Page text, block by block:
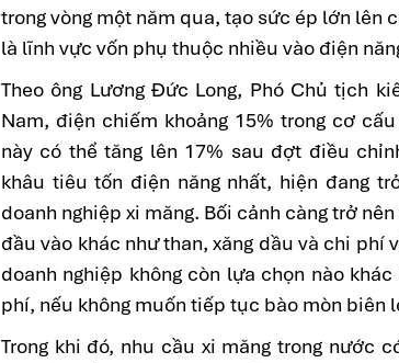
trong vòng một năm qua, tạo sức ép lớn lên
là lĩnh vực vốn phụ thuộc nhiều vào điện
Theo ông Lương Đức Long, Phó Chủ tịch
Nam, điện chiếm khoảng 15% trong cơ
này có thể tăng lên 17% sau đợt điều
khâu tiêu tốn điện năng nhất, hiện đang
doanh nghiệp xi măng. Bối cảnh càng trở
đầu vào khác như than, xăng dầu và chi phí
doanh nghiệp không còn lựa chọn nào
phí, nếu không muốn tiếp tục bào mòn biên
Trong khi đó, nhu cầu xi măng trong nước